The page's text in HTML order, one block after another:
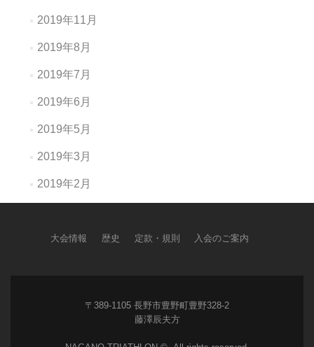
2019年11月
2019年8月
2019年7月
2019年6月
2019年5月
2019年3月
2019年2月
大会情報 歴史 定款・規則 入会のご案内
〒389-1105 長野市豊野町豊野328-2
藤澤辰夫方